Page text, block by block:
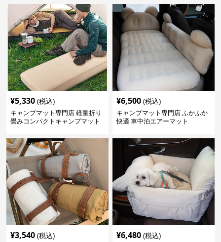
¥5,330 (税込)
キャンプマット専門店 軽量折り
畳みコンパクトキャンプマット
¥6,500 (税込)
キャンプマット専門店 ふかふか
快適 車中泊エアーマット
¥3,540 (税込) ¥6,480 (税込)